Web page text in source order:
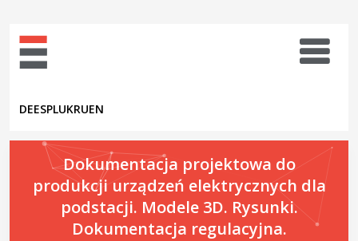
DEESPLUKRUEN
Dokumentacja projektowa do
produkcji urządzeń elektrycznych dla
podstacji. Modele 3D. Rysunki.
Dokumentacja regulacyjna.